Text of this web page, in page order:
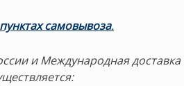
пунктах самовывоза.
и Международная доставка